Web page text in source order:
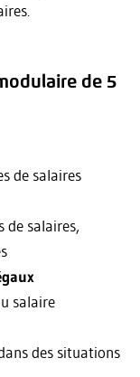
de 5
de salaires
de salaires,
salaire
des situations